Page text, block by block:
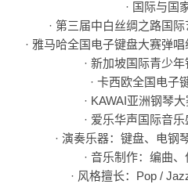
· 国际与国
· 第三届中白丝绸之路国
· 雅马哈全国电子键盘大赛弹
· 新加坡国际青少
· 卡西欧全国电子
· KAWAI亚洲钢琴
· 爱乐华声国际音
· 演奏乐器：键盘、电钢
· 音乐制作：编曲
· 风格擅长：Pop /